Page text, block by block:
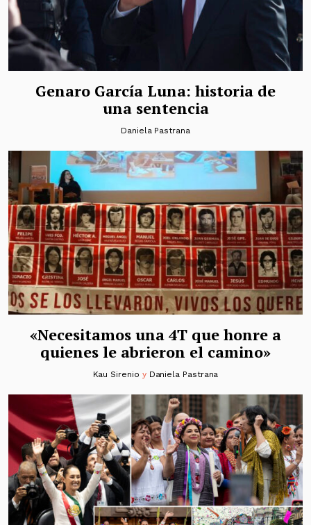
Genaro García Luna: historia de
una sentencia
Daniela Pastrana
«Necesitamos una 4T que honre a
quienes le abrieron el camino»
Kau Sirenio y Daniela Pastrana